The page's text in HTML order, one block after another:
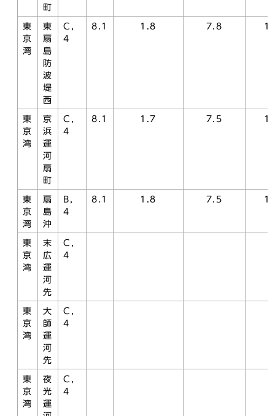
町
東
京
湾
東
扇
島
防
波
堤
西
C，
4
8.1 1.8 7.8
東
京
湾
京
浜
運
河
扇
町
C，
4
8.1 1.7 7.5
東
京
湾
扇
島
沖
B，
4
8.1 1.8 7.5
東
京
湾
末
広
運
河
先
C，
4
東
京
湾
大
師
運
河
先
C，
4
東
京
湾
夜
光
運
C，
4